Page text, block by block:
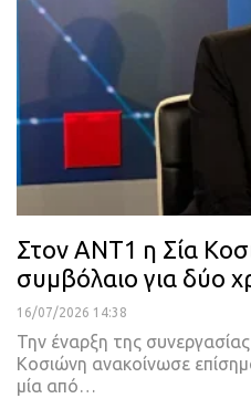
Στον ΑΝΤ1 η Σία
συμβόλαιο για δύο
16/07/2026 14:38
Την έναρξη της
Κοσιώνη ανακοίνωσε
μία από…